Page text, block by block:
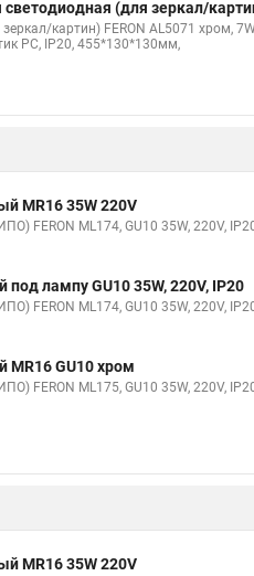
(для зеркал/
картин) FERON AL5071 хром,
PC, IP20, 455*130*130мм,
MR16 35W 220V
FERON ML174, GU10 35W, 220V,
лампу GU10 35W, 220V, IP20
FERON ML174, GU10 35W, 220V,
MR16 GU10 хром
FERON ML175, GU10 35W, 220V,
MR16 35W 220V